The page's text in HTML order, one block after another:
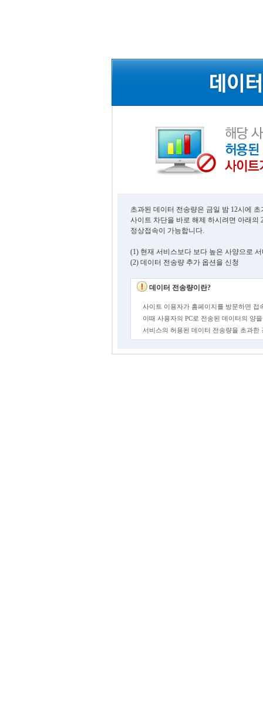
초과된 데이터 전송량은 금일 밤 12시에
사이트 차단을 바로 해제 하시려면 아래의
정상접속이 가능합니다.
(1) 현재 서비스보다 보다 높은 사양으로
(2) 데이터 전송량 추가 옵션을 신청
데이터 전송량이란?
사이트 이용자가 홈페이지를 방문하면 접
이때 사용자의 PC로 전송된 데이터의 양
서비스의 허용된 데이터 전송량을 초과